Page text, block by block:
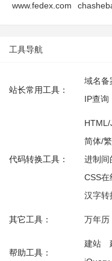
www.fedex.com
工具导航
站长常用工具：
域名备
IP查询
代码转换工具：
简体/
进制间
CSS在
汉字转
其它工具： 万年历
帮助工具：
建站